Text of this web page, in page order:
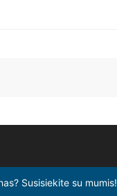
Susisiekite su mumis!